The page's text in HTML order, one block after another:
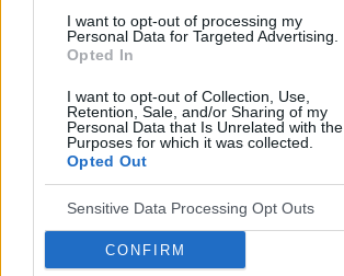
I want to opt-out of processing my
Personal Data for Targeted Advertising.
Opted In
I want to opt-out of Collection, Use,
Retention, Sale, and/or Sharing of my
Personal Data that Is Unrelated with the
Purposes for which it was collected.
Opted Out
Sensitive Data Processing Opt Outs
CONFIRM